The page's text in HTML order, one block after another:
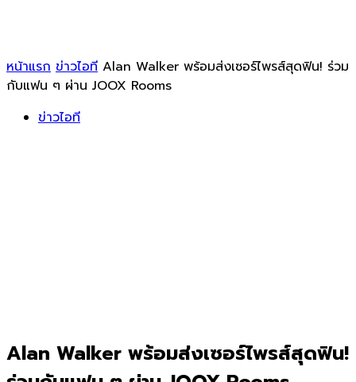
หน้าแรก ข่าวไอที Alan Walker พร้อมส่งเซอร์ไพรส์สุดฟิน! ร่วม
กับแฟน ๆ ผ่าน JOOX Rooms
ข่าวไอที
Alan Walker พร้อมส่งเซอร์ไพรส์สุดฟิน!